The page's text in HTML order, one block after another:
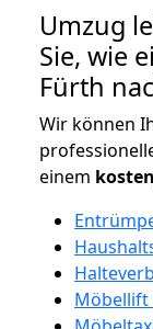
Umzug
Sie, wie
Fürth
Wir können
einem
Möbellift